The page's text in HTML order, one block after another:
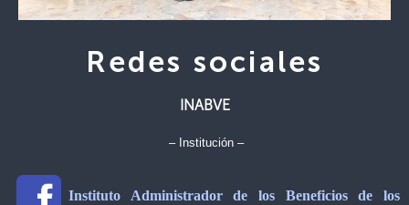
Redes sociales
INABVE
– Institución –
Instituto Administrador de los Beneficios de los